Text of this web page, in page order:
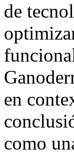
de
en
como